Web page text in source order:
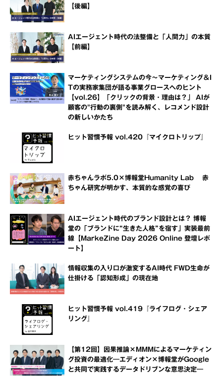
【後編】
AIエージェント時代の法整備と「人間力」の本質
【前編】
マーケティングシステムの今～マーケティング＆I
Tの実務家集団が語る事業グロースへのヒント
【vol.26】「クリックの背景・理由は？」 AIが
顧客の"行動の裏側"を読み解く、レコメンド設計
の新しいかたち
ヒット習慣予報 vol.420『マイクロトリップ』
赤ちゃんラボ5.0×博報堂Humanity Lab 赤
ちゃん研究が明かす、本質的な感覚の喜び
AIエージェント時代のブランド設計とは？ 博報
堂の「ブランドに“生きた人格”を宿す」実装最前
線【MarkeZine Day 2026 Online 登壇レポ
ート】
情報収集の入り口が激変するAI時代 FWD生命が
仕掛ける「認知形成」の現在地
ヒット習慣予報 vol.419『ライフログ・シェア
リング』
【第12回】因果推論×MMMによるマーケティン
グ投資の最適化―エディオン×博報堂がGoogle
と共同で実践するデータドリブンな意思決定―